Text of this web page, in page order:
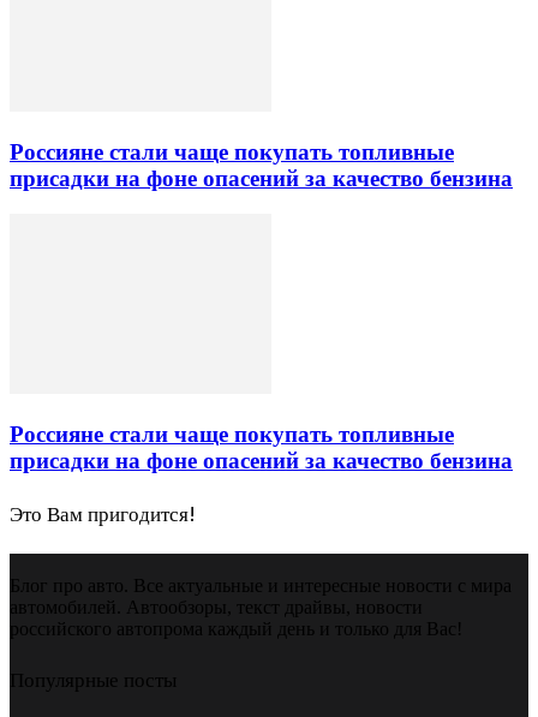
Россияне стали чаще покупать топливные
присадки на фоне опасений за качество бензина
Россияне стали чаще покупать топливные
присадки на фоне опасений за качество бензина
Это Вам пригодится!
Блог про авто. Все актуальные и интересные новости с мира
автомобилей. Автообзоры, текст драйвы, новости
российского автопрома каждый день и только для Вас!
Популярные посты